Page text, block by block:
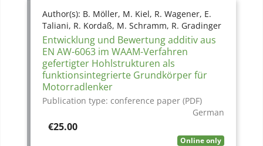
Author(s): B. Möller, M. Kiel, R. Wagener, E.
Taliani, R. Kordaß, M. Schramm, R. Gradinger
Entwicklung und Bewertung additiv aus
EN AW-6063 im WAAM-Verfahren
gefertigter Hohlstrukturen als
funktionsintegrierte Grundkörper für
Motorradlenker
Publication type: conference paper (PDF)
German
Price
€25.00
Online only